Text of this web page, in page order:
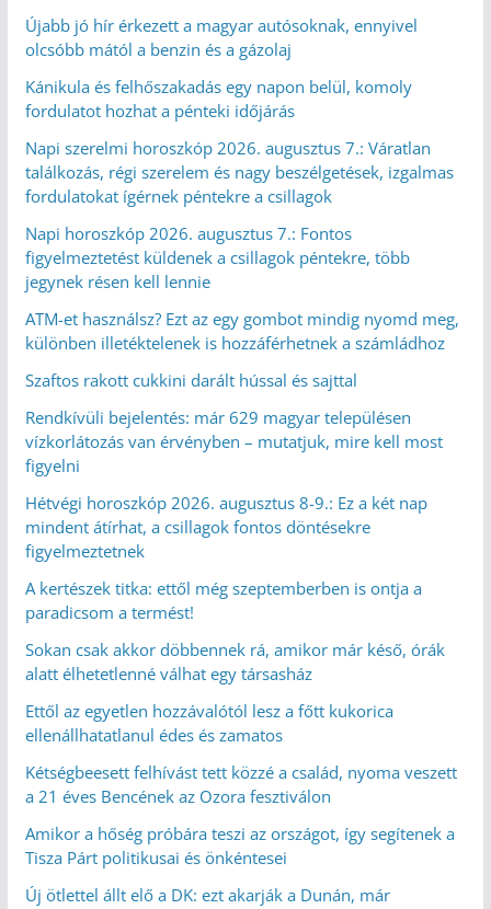
Újabb jó hír érkezett a magyar autósoknak, ennyivel
olcsóbb mától a benzin és a gázolaj
Kánikula és felhőszakadás egy napon belül, komoly
fordulatot hozhat a pénteki időjárás
Napi szerelmi horoszkóp 2026. augusztus 7.: Váratlan
találkozás, régi szerelem és nagy beszélgetések, izgalmas
fordulatokat ígérnek péntekre a csillagok
Napi horoszkóp 2026. augusztus 7.: Fontos
figyelmeztetést küldenek a csillagok péntekre, több
jegynek résen kell lennie
ATM-et használsz? Ezt az egy gombot mindig nyomd meg,
különben illetéktelenek is hozzáférhetnek a számládhoz
Szaftos rakott cukkini darált hússal és sajttal
Rendkívüli bejelentés: már 629 magyar településen
vízkorlátozás van érvényben – mutatjuk, mire kell most
figyelni
Hétvégi horoszkóp 2026. augusztus 8-9.: Ez a két nap
mindent átírhat, a csillagok fontos döntésekre
figyelmeztetnek
A kertészek titka: ettől még szeptemberben is ontja a
paradicsom a termést!
Sokan csak akkor döbbennek rá, amikor már késő, órák
alatt élhetetlenné válhat egy társasház
Ettől az egyetlen hozzávalótól lesz a főtt kukorica
ellenállhatatlanul édes és zamatos
Kétségbeesett felhívást tett közzé a család, nyoma veszett
a 21 éves Bencének az Ozora fesztiválon
Amikor a hőség próbára teszi az országot, így segítenek a
Tisza Párt politikusai és önkéntesei
Új ötlettel állt elő a DK: ezt akarják a Dunán, már